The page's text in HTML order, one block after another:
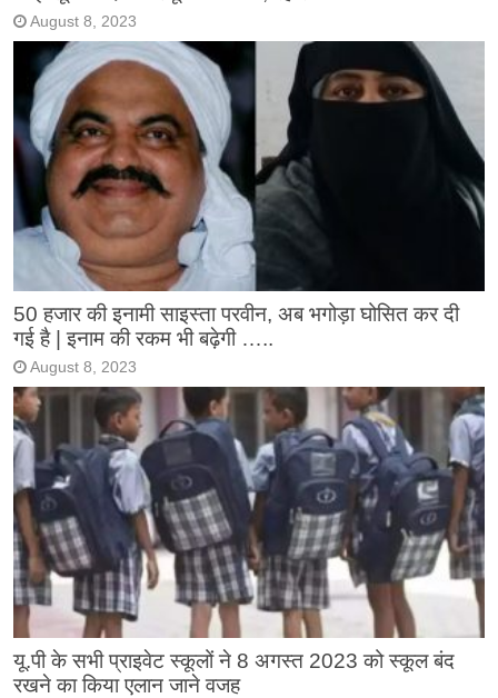
August 8, 2023
50 हजार की इनामी साइस्ता परवीन, अब भगोड़ा घोसित कर दी
गई है | इनाम की रकम भी बढ़ेगी …..
August 8, 2023
यू.पी के सभी प्राइवेट स्कूलों ने 8 अगस्त 2023 को स्कूल बंद
रखने का किया एलान जाने वजह